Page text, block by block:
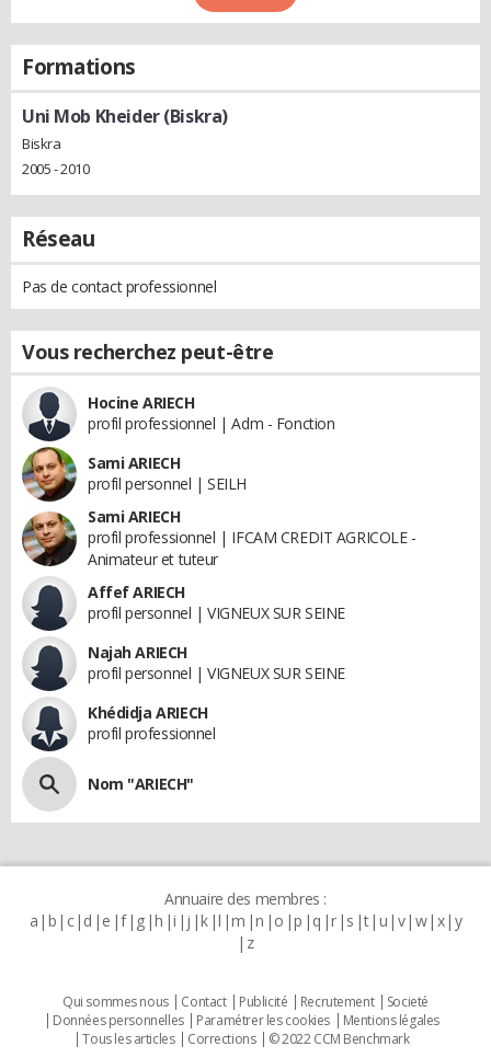
Formations
Uni Mob Kheider (Biskra)
Biskra
2005 - 2010
Réseau
Pas de contact professionnel
Vous recherchez peut-être
Hocine ARIECH
profil professionnel | Adm - Fonction
Sami ARIECH
profil personnel | SEILH
Sami ARIECH
profil professionnel | IFCAM CREDIT AGRICOLE -
Animateur et tuteur
Affef ARIECH
profil personnel | VIGNEUX SUR SEINE
Najah ARIECH
profil personnel | VIGNEUX SUR SEINE
Khédidja ARIECH
profil professionnel
Nom "ARIECH"
Annuaire des membres :
a b c d e f g h i j k l m n o p q r s t u v w x y
z
Qui sommes nous Contact Publicité Recrutement
Societé
Données personnelles
Paramétrer les cookies
Mentions légales
Tous les articles
Corrections © 2022 CCM Benchmark